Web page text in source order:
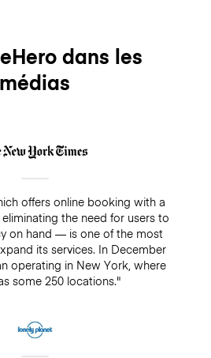
dans les
médias
offers online booking with a
the need for users to
on hand — is one of the most
its services. In December
operating in New York, where
some 250 locations."